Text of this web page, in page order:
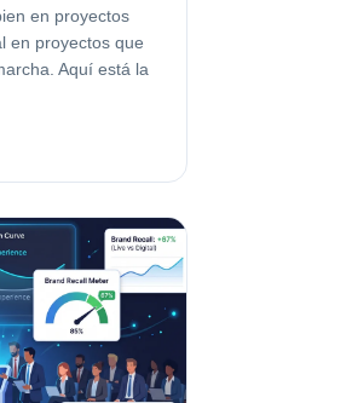
en proyectos
en proyectos que
Aquí está la